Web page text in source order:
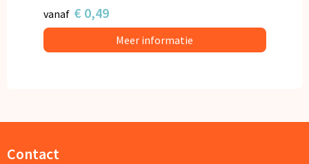
vanaf € 0,49
Meer informatie
Contact